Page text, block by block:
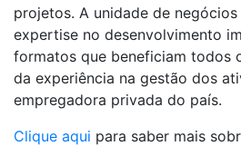
projetos. A unidade de
expertise no desenvolvimento
formatos que beneficiam todos
da experiência na gestão dos
empregadora privada do país.
Clique aqui para saber mais